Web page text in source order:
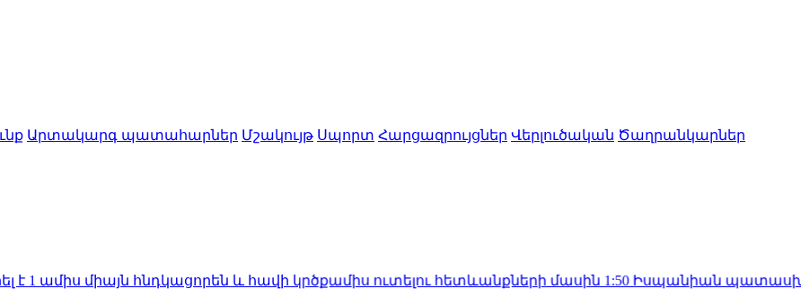
Արտակարգ պատահարներ Մշակույթ Սպորտ Հարցազրույցներ Վերլուծական Ծաղրանկարներ
միայն հնդկացորեն և հավի կրծքամիս ուտելու հետևանքների մասին1:50Իսպանիան պատասխան